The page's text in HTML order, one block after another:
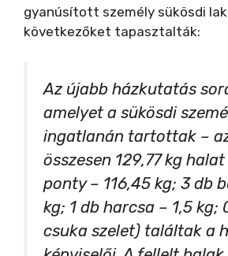
gyanúsított személy sükösdi
következőket tapasztalták:
Az újabb házkutatás
amelyet a sükösdi
ingatlanán tartottak –
összesen 129,77 kg
ponty – 116,45 kg; 3 db
kg; 1 db harcsa – 1,5 kg;
csuka szelet) találtak a